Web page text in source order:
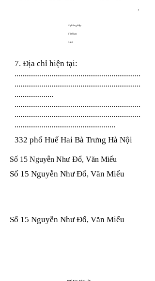
Nghề nghiệp
Việt Nam
Kinh
7. Địa chỉ hiện tại:
.................................................................
.................................................................
....................
.................................................................
.................................................................
....................................................
332 phố Huế Hai Bà Trưng Hà Nội
Số 15 Nguyễn Như Đổ, Văn Miếu
Số 15 Nguyễn Như Đổ, Văn Miếu
Số 15 Nguyễn Như Đổ, Văn Miếu